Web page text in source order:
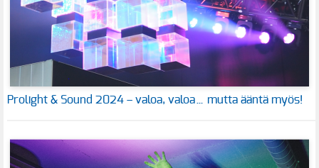
Prolight & Sound 2024 – valoa, valoa… mutta ääntä myös!